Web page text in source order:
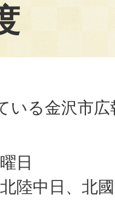
いる金沢市
日
陸中日、北